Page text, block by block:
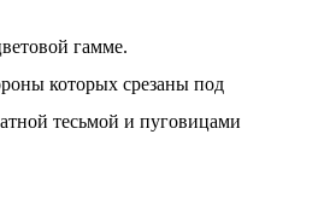
гамме.
которых срезаны под
тесьмой и пуговицами